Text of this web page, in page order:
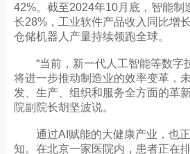
42%。截至2024年10月底，智能制
长28%，工业软件产品收入同比增
仓储机器人产量持续领跑全球。
“当前，新一代人工智能等数字
将进一步推动制造业的效率变革，
发、生产、组织和服务全方面的革
院副院长胡坚波说。
通过AI赋能的大健康产业，也正
知。在北京一家医院内，患者正在